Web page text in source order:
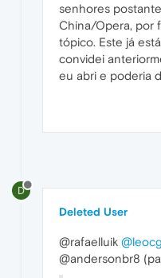
senhores
China/Opera, por
tópico. Este já
convidei
eu abri e poderia
D
Deleted User
@rafaelluik @leocg
@andersonbr8